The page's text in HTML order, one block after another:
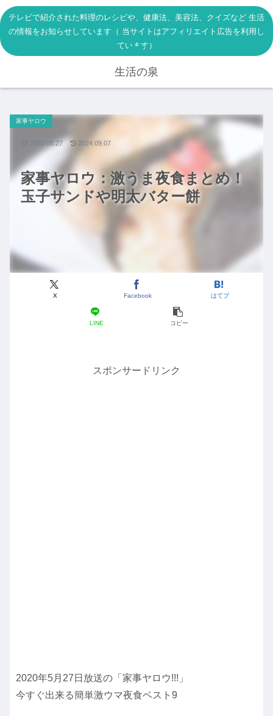
テレビで紹介された料理のレシピや、健康法、美容法、クイズなど 生活
の情報をお知らせしています（ 当サイトはアフィリエイト広告を利用し
ています）
生活の泉
家事ヤロウ：激うま夜食まとめ！
玉子サンドや明太バター餅
家事ヤロウ
X Facebook はてブ
LINE コピー
2020.05.27 2024.09.07
スポンサードリンク
2020年5月27日放送の「家事ヤロウ!!!」
今すぐ出来る簡単激ウマ夜食ベスト9